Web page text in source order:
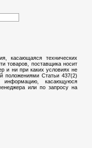
касающаяся технических
товаров, поставщика носит
и ни при каких условиях не
положениями Статьи 437(2)
информацию, касающуюся
или по запросу на